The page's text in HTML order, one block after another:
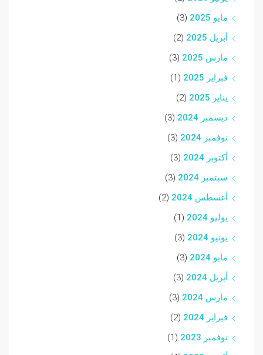
مايو 2025
(3)
أبريل 2025
(2)
مارس 2025
(3)
فبراير 2025
(1)
يناير 2025
(2)
ديسمبر 2024
(3)
نوفمبر 2024
(3)
أكتوبر 2024
(3)
سبتمبر 2024
(3)
أغسطس 2024
(2)
يوليو 2024
(1)
يونيو 2024
(3)
مايو 2024
(3)
أبريل 2024
(3)
مارس 2024
(3)
فبراير 2024
(2)
نوفمبر 2023
(1)